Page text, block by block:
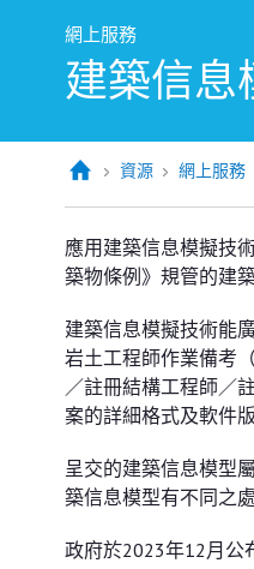
網上服務
建築信息
資源 網上服務
應用建築信息模擬技
築物條例》規管的建
建築信息模擬技術能
岩土工程師作業備考
／註冊結構工程師／
案的詳細格式及軟件
呈交的建築信息模型
築信息模型有不同之
政府於2023年12月公